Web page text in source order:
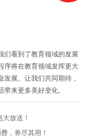
们看到了教育领域的发展
序将在教育领域发挥更大
展。让我们共同期待，
来更多美好变化。
放送！
，券尽其用！